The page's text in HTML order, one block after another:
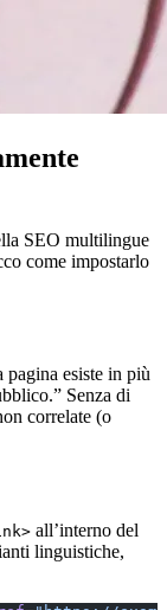
SEO multilingue
come impostarlo
esiste in più
Senza di
correlate (o
all’interno del
linguistiche,